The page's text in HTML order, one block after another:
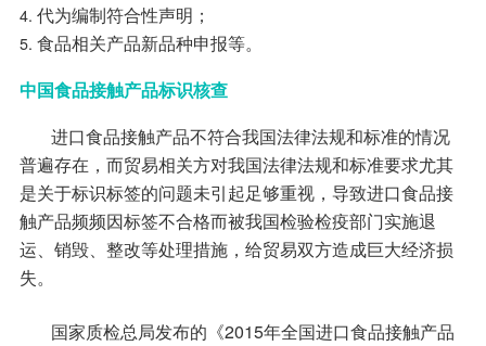
代为编制符合性声明；
食品相关产品新品种申报等。
中国食品接触产品标识核查
进口食品接触产品不符合我国法律法规和标准的情况
普遍存在，而贸易相关方对我国法律法规和标准要求尤其
是关于标识标签的问题未引起足够重视，导致进口食品接
触产品频频因标签不合格而被我国检验检疫部门实施退
运、销毁、整改等处理措施，给贸易双方造成巨大经济损
失。
国家质检总局发布的《2015年全国进口食品接触产品